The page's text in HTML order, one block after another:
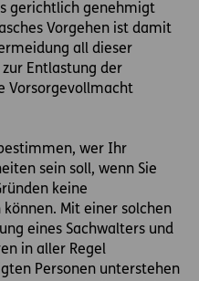
gerichtlich genehmigt
Vorgehen ist damit
all dieser
Entlastung der
Vorsorgevollmacht
wer Ihr
sein soll, wenn Sie
keine
Mit einer solchen
eines Sachwalters und
in aller Regel
Personen unterstehen